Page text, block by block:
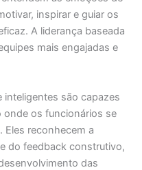
inspirar e guiar os
A liderança baseada
mais engajadas e
inteligentes são capazes
onde os funcionários se
reconhecem a
do feedback construtivo,
das